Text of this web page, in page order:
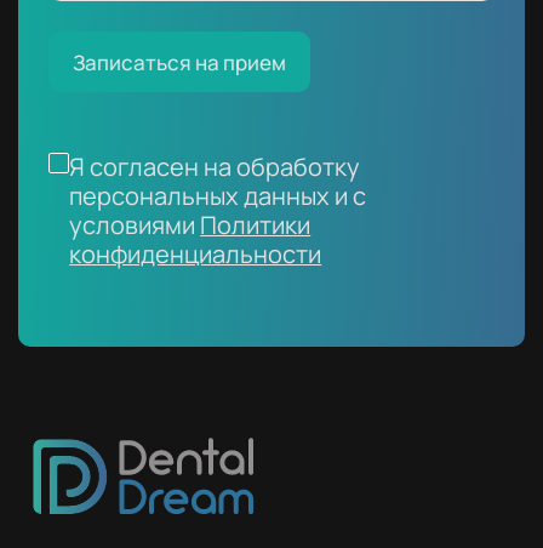
Записаться на прием
Я согласен на обработку
персональных данных и с
условиями Политики
конфиденциальности